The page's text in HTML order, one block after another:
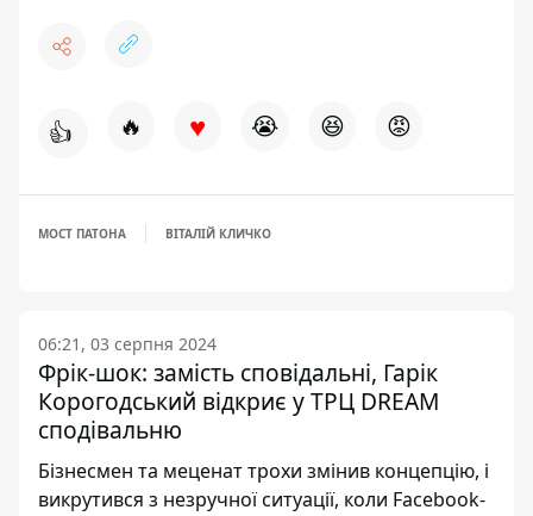
👍 🔥 ♥ 😭 😆 😡
МОСТ ПАТОНА ВІТАЛІЙ КЛИЧКО
06:21, 03 серпня 2024
Фрік-шок: замість сповідальні, Гарік
Корогодський відкриє у ТРЦ DREAM
сподівальню
Бізнесмен та меценат трохи змінив концепцію, і
викрутився з незручної ситуації, коли Facebook-